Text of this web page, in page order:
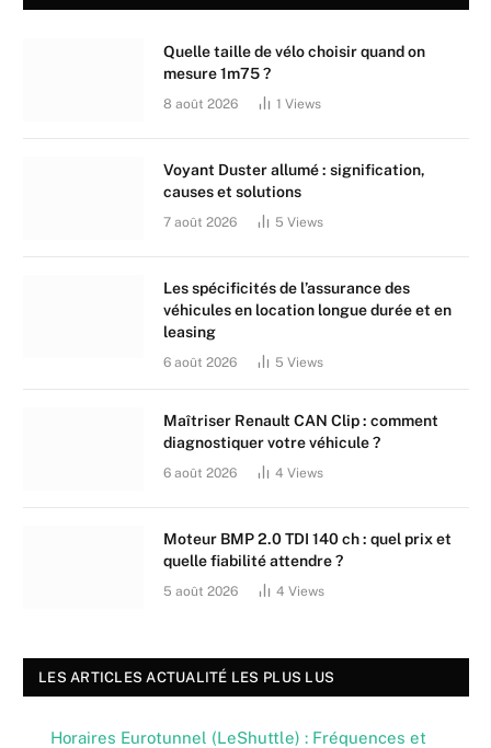
Quelle taille de vélo choisir quand on
mesure 1m75 ?
8 août 2026 1 Views
Voyant Duster allumé : signification,
causes et solutions
7 août 2026 5 Views
Les spécificités de l’assurance des
véhicules en location longue durée et en
leasing
6 août 2026 5 Views
Maîtriser Renault CAN Clip : comment
diagnostiquer votre véhicule ?
6 août 2026 4 Views
Moteur BMP 2.0 TDI 140 ch : quel prix et
quelle fiabilité attendre ?
5 août 2026 4 Views
LES ARTICLES ACTUALITÉ LES PLUS LUS
Horaires Eurotunnel (LeShuttle) : Fréquences et